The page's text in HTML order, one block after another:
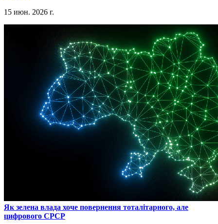
15 июн. 2026 г.
​Як зелена влада хоче повернення тоталітарного, але
цифрового СРСР